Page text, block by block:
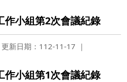
作小組第2次會議紀錄
更新日期：112-11-17
作小組第1次會議紀錄